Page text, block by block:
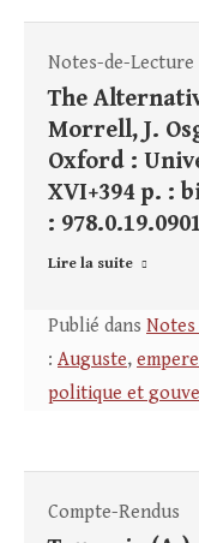
Notes-de-Lecture
The
Morrell, J.
Oxford :
XVI+394 p. :
:
Lire la suite
Publié dans
: Auguste,
politique et
Compte-Rendus